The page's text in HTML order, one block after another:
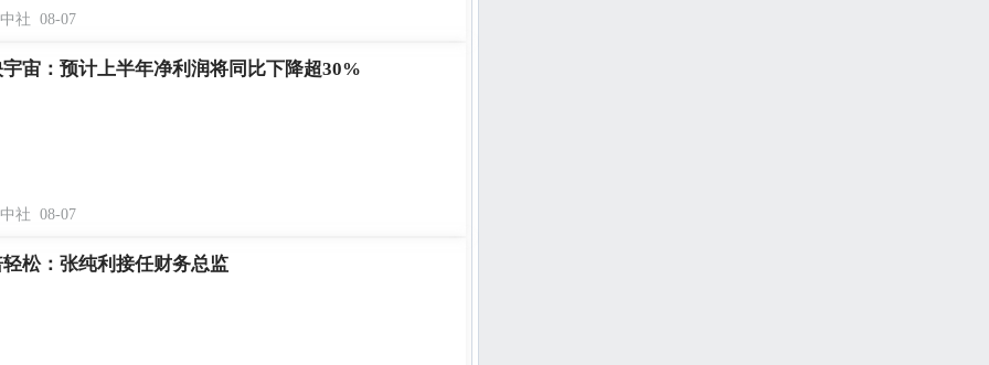
社 08-07
宙：预计上半年净利润将同比下降超30%
社 08-07
松：张纯利接任财务总监